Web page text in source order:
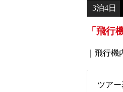
「飛
｜飛行
ツアー